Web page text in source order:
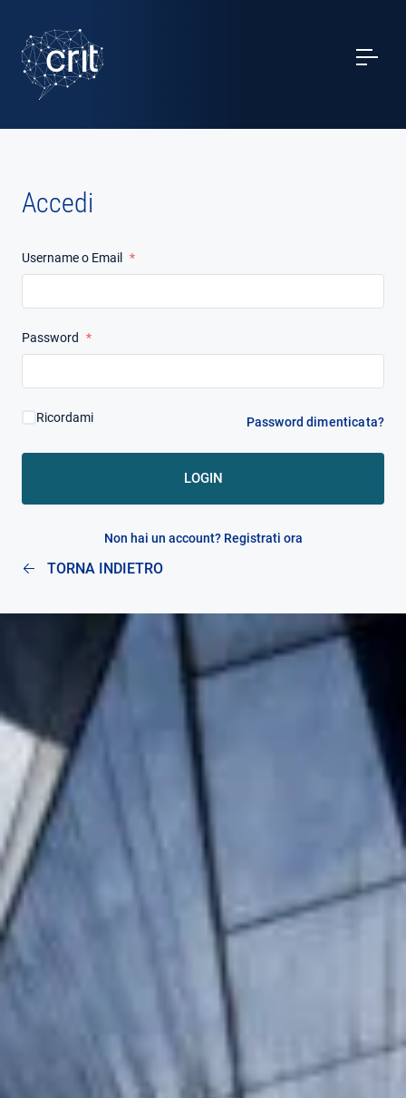
SERVIZI
CASI STUDIO
PROGETTI
NOTIZIE
Accedi
Username o Email *
Password *
Ricordami Password dimenticata?
LOGIN
Non hai un account? Registrati ora
TORNA INDIETRO